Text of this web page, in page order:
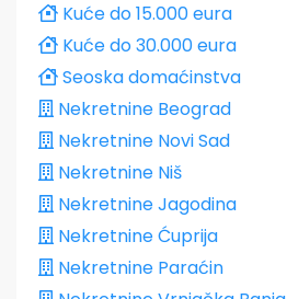
Kuće do 15.000 eura
Kuće do 30.000 eura
Seoska domaćinstva
Nekretnine Beograd
Nekretnine Novi Sad
Nekretnine Niš
Nekretnine Jagodina
Nekretnine Ćuprija
Nekretnine Paraćin